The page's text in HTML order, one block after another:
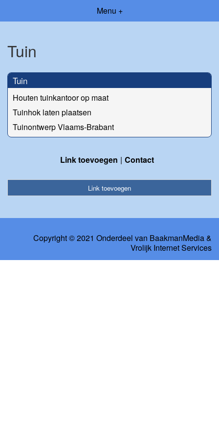
Menu +
Tuin
Tuin
Houten tuinkantoor op maat
Tuinhok laten plaatsen
Tuinontwerp Vlaams-Brabant
Link toevoegen Contact
Link toevoegen
Copyright © 2021 Onderdeel van BaakmanMedia&
Vrolijk Internet Services